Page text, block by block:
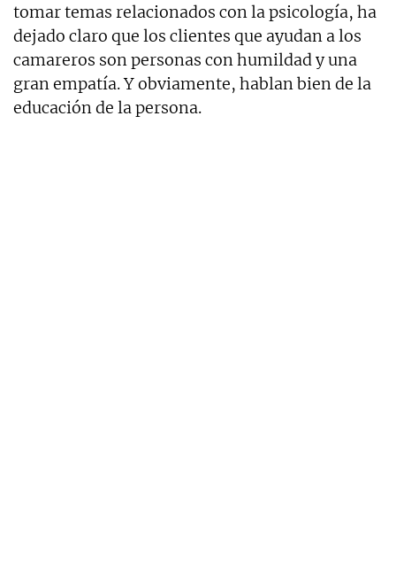
tomar temas relacionados con la psicología, ha
dejado claro que los clientes que ayudan a los
camareros son personas con humildad y una
gran empatía. Y obviamente, hablan bien de la
educación de la persona.